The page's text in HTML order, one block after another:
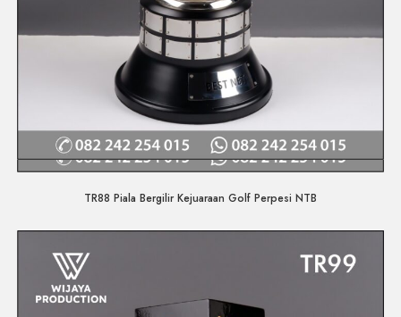
Quick View
TR88 Piala Bergilir Kejuaraan Golf Perpesi NTB